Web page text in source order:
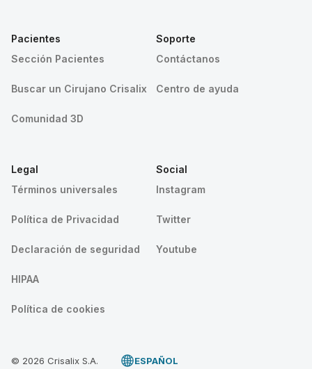
Pacientes
Sección Pacientes
Buscar un Cirujano Crisalix
Comunidad 3D
Soporte
Contáctanos
Centro de ayuda
Legal
Términos universales
Política de Privacidad
Declaración de seguridad
HIPAA
Política de cookies
Social
Instagram
Twitter
Youtube
© 2026 Crisalix S.A. ESPAÑOL